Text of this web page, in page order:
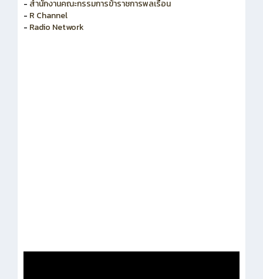
- สำนักงานคณะกรรมการพัฒนาระบบราชการ
- สำนักงานคณะกรรมการข้าราชการพลเรือน
- R Channel